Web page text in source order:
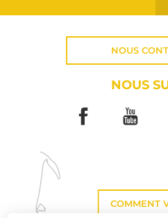
NOUS
NOUS
COMMENT